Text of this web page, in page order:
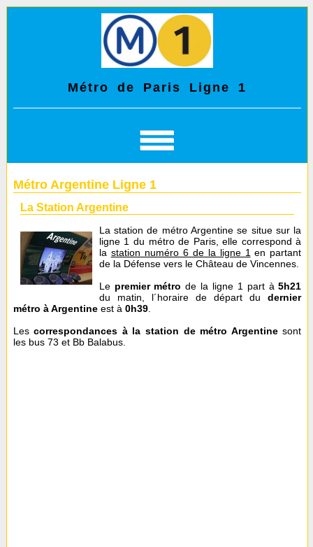
Métro de Paris Ligne 1
Métro Argentine Ligne 1
La Station Argentine
La station de métro Argentine se situe sur la
ligne 1 du métro de Paris, elle correspond à
la station numéro 6 de la ligne 1 en partant
de la Défense vers le Château de Vincennes.
Le premier métro de la ligne 1 part à5h21
du matin, l´horaire de départ dudernier
métro à Argentineest à 0h39.
Lescorrespondances à la station de métro Argentinesont
les bus 73 et Bb Balabus.